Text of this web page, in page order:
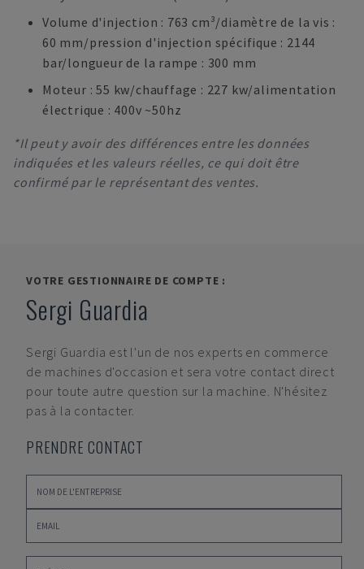
Volume d'injection : 763 cm³/diamètre de la vis :
60 mm/pression d'injection spécifique : 2144
bar/longueur de la rampe : 300 mm
Moteur : 55 kw/chauffage : 227 kw/alimentation
électrique : 400v ~50hz
*Il peut y avoir des différences entre les données
indiquées et les valeurs réelles, ce qui doit être
confirmé par le représentant des ventes.
VOTRE GESTIONNAIRE DE COMPTE :
Sergi Guardia
Sergi Guardia est l'un de nos experts en commerce
de machines d'occasion et sera votre contact direct
pour toute autre question sur la machine. N'hésitez
pas à la contacter.
PRENDRE CONTACT